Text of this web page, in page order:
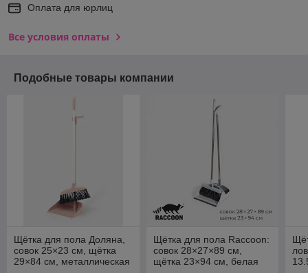
Оплата для юрлиц
Все условия оплаты
Подобные товары компании
Щётка для пола Доляна,
совок 25×23 см, щётка
29×84 см, металлическая
Щётка для пола Raccoon:
совок 28×27×89 см,
щётка 23×94 см, белая